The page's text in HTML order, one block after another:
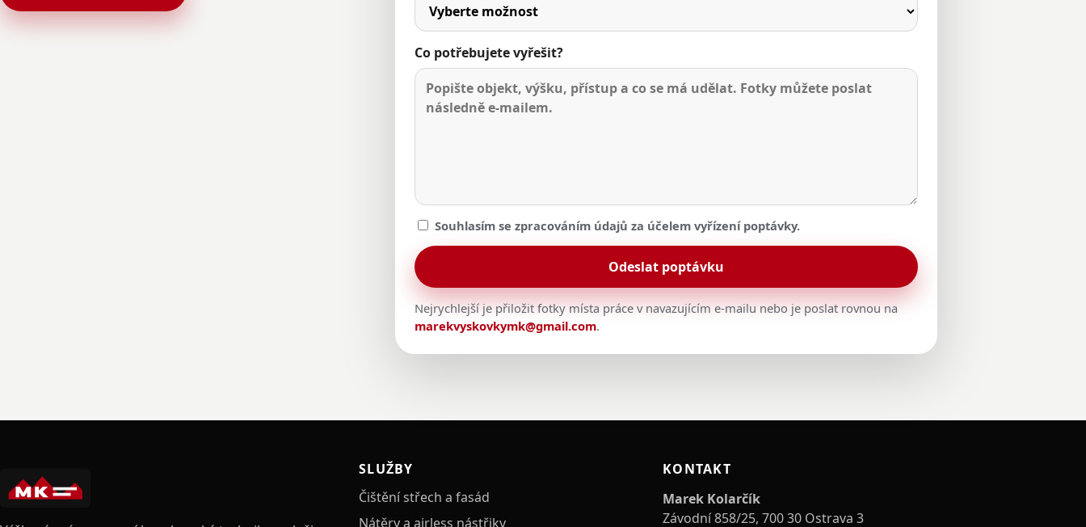
Co potřebujete vyřešit?
Souhlasím se zpracováním údajů za účelem vyřízení poptávky.
Odeslat poptávku
Nejrychlejší je přiložit fotky místa práce v navazujícím e-mailu nebo je poslat rovnou na
marekvyskovkymk@gmail.com.
SLUŽBY
Čištění střech a fasád
Nátěry a airless nástřiky
KONTAKT
Marek Kolarčík
Závodní 858/25, 700 30 Ostrava 3